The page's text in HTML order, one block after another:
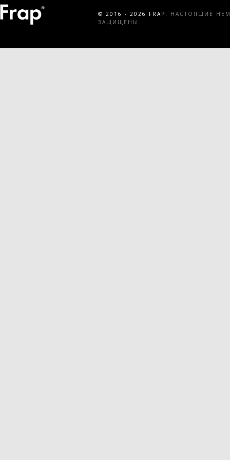
© 2016 - 2026 FRAP.
НАСТОЯЩИЕ
ЗАЩИЩЕНЫ